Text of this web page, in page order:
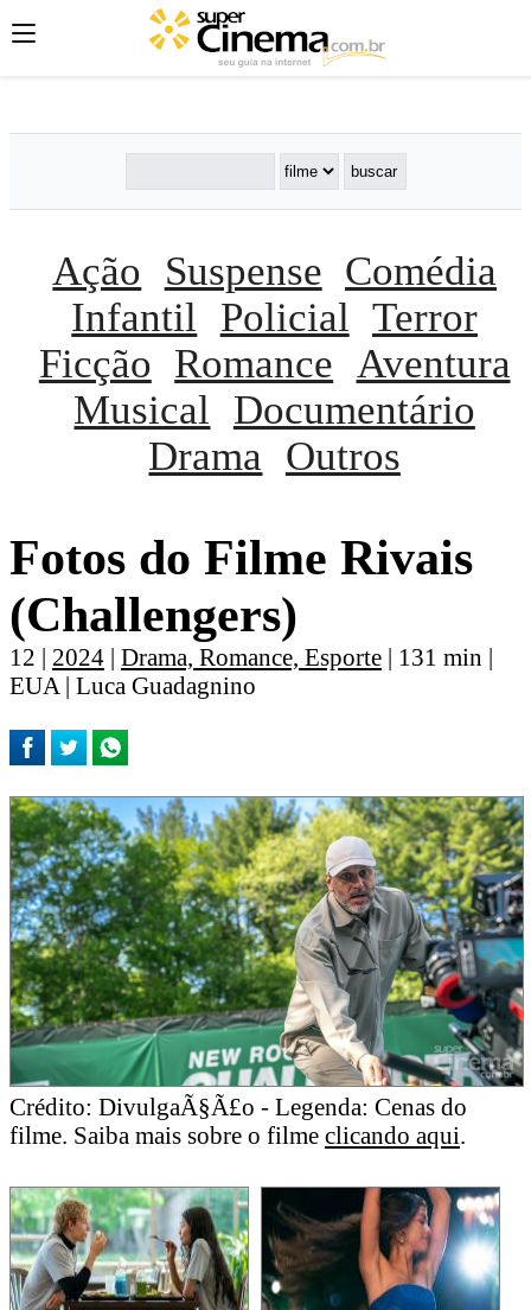
';';
Ação Suspense Comédia
Infantil
Policial Terror
Ficção Romance Aventura
Musical
Documentário
Drama
Outros
Fotos do Filme Rivais
(Challengers)
12 | 2024 | Drama, Romance, Esporte | 131 min |
EUA | Luca Guadagnino
Crédito: DivulgaÃ§Ã£o - Legenda: Cenas do
filme. Saiba mais sobre o filme clicando aqui.